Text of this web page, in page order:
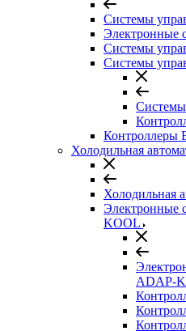
Системы
Электронные
Системы
Системы
Системы
Контроллеры
Холодильная
Холодильная
Электронные
KOOL
ADAP-